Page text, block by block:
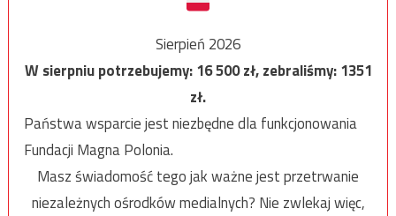
Sierpień 2026
W sierpniu potrzebujemy:16 500zł, zebraliśmy:1351
zł.
Państwa wsparcie jest niezbędne dla funkcjonowania
Fundacji Magna Polonia.
Masz świadomość tego jak ważne jest przetrwanie
niezależnych ośrodków medialnych? Nie zwlekaj więc,